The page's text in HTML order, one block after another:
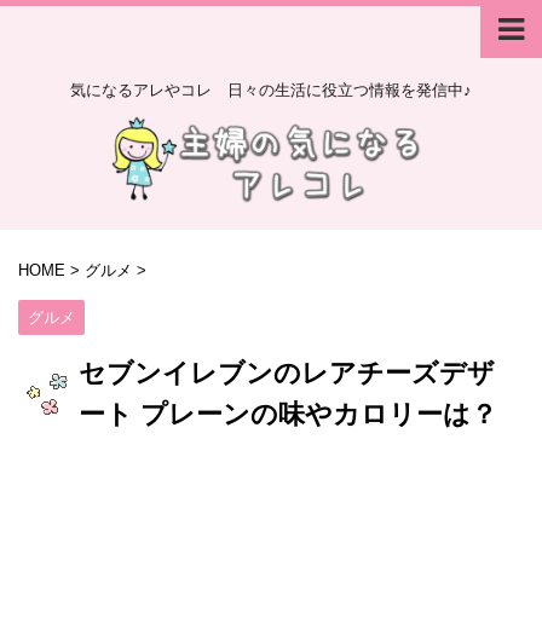
気になるアレやコレ 日々の生活に役立つ情報を発信中♪
HOME > グルメ >
グルメ
セブンイレブンのレアチーズデザ
ート プレーンの味やカロリーは？